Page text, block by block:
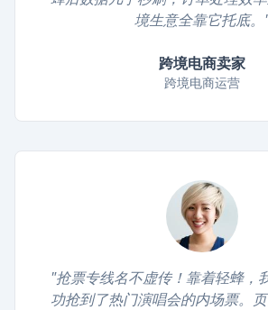
境生意全靠它托底。
跨境电商卖家
跨境电商运营
"抢票专线名不虚传！靠着轻蜂，
功抢到了热门演唱会的内场票。